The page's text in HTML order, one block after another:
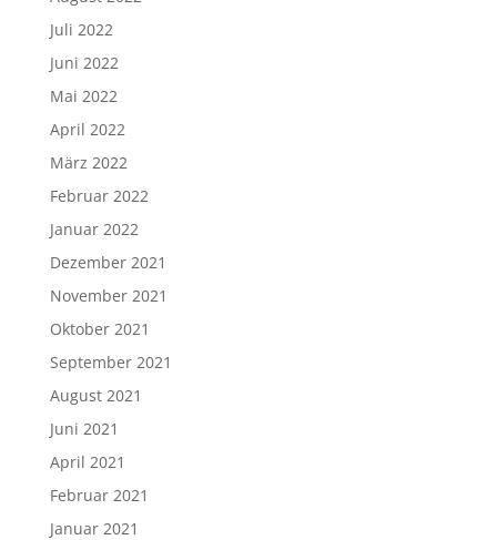
Juli 2022
Juni 2022
Mai 2022
April 2022
März 2022
Februar 2022
Januar 2022
Dezember 2021
November 2021
Oktober 2021
September 2021
August 2021
Juni 2021
April 2021
Februar 2021
Januar 2021